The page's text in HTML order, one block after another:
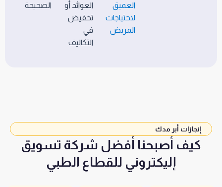
العميق
لاحتياجات
المريض
العوائد أو
تخفيض
في
التكاليف
الصحيحة
إنجازات أبر مدك
كيف أصبحنا أفضل شركة تسويق
إليكتروني للقطاع الطبي